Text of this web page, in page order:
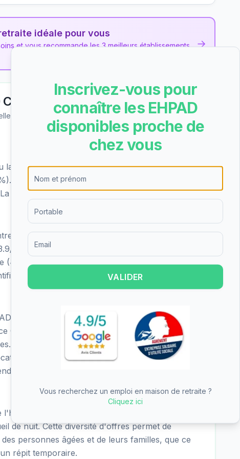
idéale pour vous
et vous recommande les 3 meilleurs établissements
→
COS Les Fins Bois
et des avis collectés pour cet EHPADprivé non lucratif
la note B lors de l'évaluation nationale de qualité,
Cette note place l'établissement parmi les bons
dernière évaluation date du 18/12/2024.
les résultats suivants pour EHPAD COS Les
4 - excellent), nutrition (3.9/4 - excellent), cadre
(4.0/4 - excellent). Les points forts de
dans les critères les mieux notés.
COS Les Fins Bois est de 73.50€/jour
GIR 5/6 8.01€), soit environ 2242€ par mois
Ce tarif se situe dans la moyenne des EHPAD du
Personnalisée d'Autonomie) peut couvrir
permanent, l'hébergement
de nuit. Cette diversité d'offres permet de
personnes âgées et de leurs familles, que ce
répit temporaire.
Inscrivez-vous pour
connaître les EHPAD
disponibles proche de
chez vous
VALIDER
Vous recherchez un emploi en maison de retraite ?
Cliquez ici